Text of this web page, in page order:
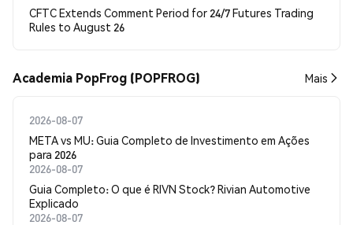
CFTC Extends Comment Period for 24/7 Futures Trading
Rules to August 26
Academia PopFrog (POPFROG) Mais
2026-08-07
META vs MU: Guia Completo de Investimento em Ações
para 2026
2026-08-07
Guia Completo: O que é RIVN Stock? Rivian Automotive
Explicado
2026-08-07